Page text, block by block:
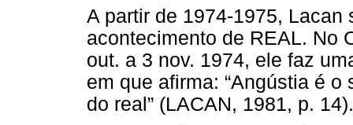
A partir de 1974-1975, Lacan
acontecimento de REAL. No
out. a 3 nov. 1974, ele faz
em que afirma: “Angústia é
do real” (LACAN, 1981, p. 14).